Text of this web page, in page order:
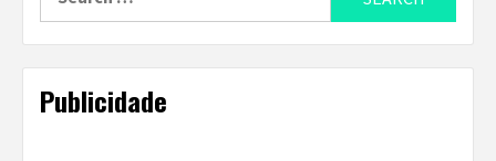
Publicidade